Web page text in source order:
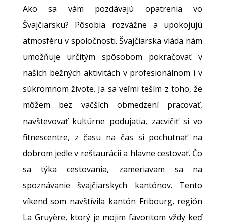
Ako sa vám pozdávajú opatrenia vo
Švajčiarsku? Pôsobia rozvážne a upokojujú
atmosféru v spoločnosti. Švajčiarska vláda nám
umožňuje určitým spôsobom pokračovať v
našich bežných aktivitách v profesionálnom i v
súkromnom živote. Ja sa veľmi teším z toho, že
môžem bez väčších obmedzení pracovať,
navštevovať kultúrne podujatia, zacvičiť si vo
fitnescentre, z času na čas si pochutnať na
dobrom jedle v reštaurácii a hlavne cestovať. Čo
sa týka cestovania, zameriavam sa na
spoznávanie švajčiarskych kantónov. Tento
víkend som navštívila kantón Fribourg, región
La Gruyère, ktorý je mojim favoritom vždy keď